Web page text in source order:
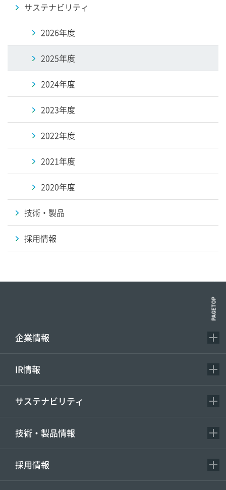
サステナビリティ
2026年度
2025年度
2024年度
2023年度
2022年度
2021年度
2020年度
技術・製品
採用情報
PAGETOP
企業情報
IR情報
サステナビリティ
技術・製品情報
採用情報